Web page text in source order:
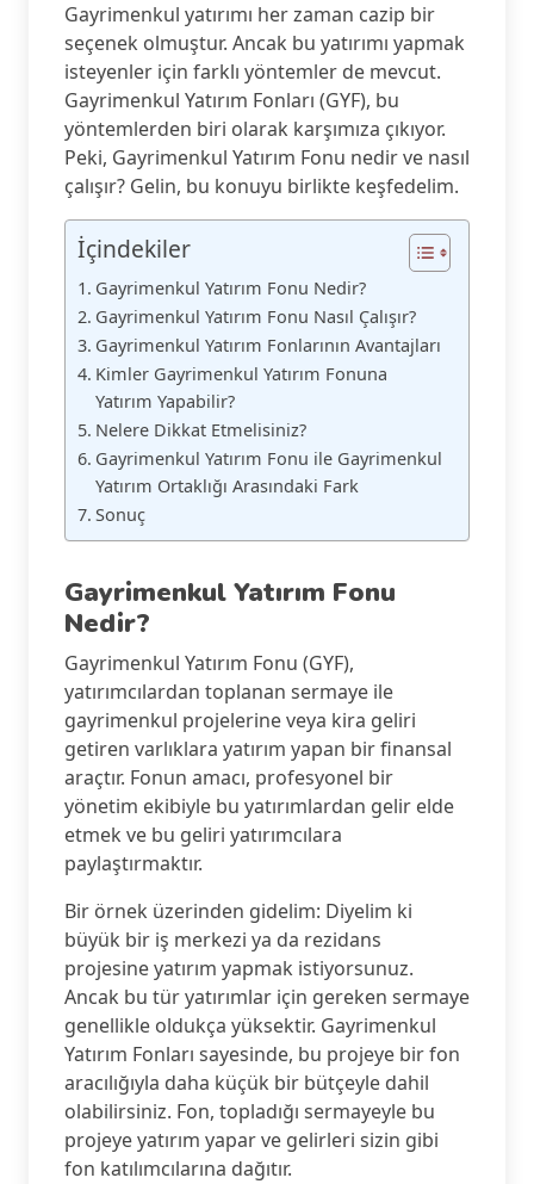
Gayrimenkul yatırımı her zaman cazip bir
seçenek olmuştur. Ancak bu yatırımı yapmak
isteyenler için farklı yöntemler de mevcut.
Gayrimenkul Yatırım Fonları (GYF), bu
yöntemlerden biri olarak karşımıza çıkıyor.
Peki, Gayrimenkul Yatırım Fonu nedir ve nasıl
çalışır? Gelin, bu konuyu birlikte keşfedelim.
İçindekiler
Gayrimenkul Yatırım Fonu Nedir?
Gayrimenkul Yatırım Fonu Nasıl Çalışır?
Gayrimenkul Yatırım Fonlarının Avantajları
Kimler Gayrimenkul Yatırım Fonuna
Yatırım Yapabilir?
Nelere Dikkat Etmelisiniz?
Gayrimenkul Yatırım Fonu ile Gayrimenkul
Yatırım Ortaklığı Arasındaki Fark
Sonuç
Gayrimenkul Yatırım Fonu
Nedir?
Gayrimenkul Yatırım Fonu (GYF),
yatırımcılardan toplanan sermaye ile
gayrimenkul projelerine veya kira geliri
getiren varlıklara yatırım yapan bir finansal
araçtır. Fonun amacı, profesyonel bir
yönetim ekibiyle bu yatırımlardan gelir elde
etmek ve bu geliri yatırımcılara
paylaştırmaktır.
Bir örnek üzerinden gidelim: Diyelim ki
büyük bir iş merkezi ya da rezidans
projesine yatırım yapmak istiyorsunuz.
Ancak bu tür yatırımlar için gereken sermaye
genellikle oldukça yüksektir. Gayrimenkul
Yatırım Fonları sayesinde, bu projeye bir fon
aracılığıyla daha küçük bir bütçeyle dahil
olabilirsiniz. Fon, topladığı sermayeyle bu
projeye yatırım yapar ve gelirleri sizin gibi
fon katılımcılarına dağıtır.